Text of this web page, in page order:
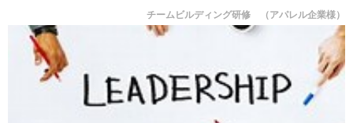
チームビルディング研修 （アパレル企業様）